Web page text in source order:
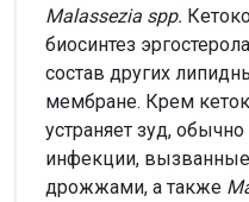
Malassezia spp.
биосинтез
состав других
мембране. Крем
устраняет зуд,
инфекции,
дрожжами, а также